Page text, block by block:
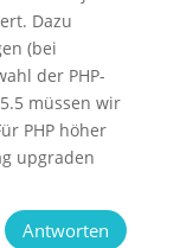
Dazu
(bei
der PHP-
müssen wir
PHP höher
upgraden
Antworten